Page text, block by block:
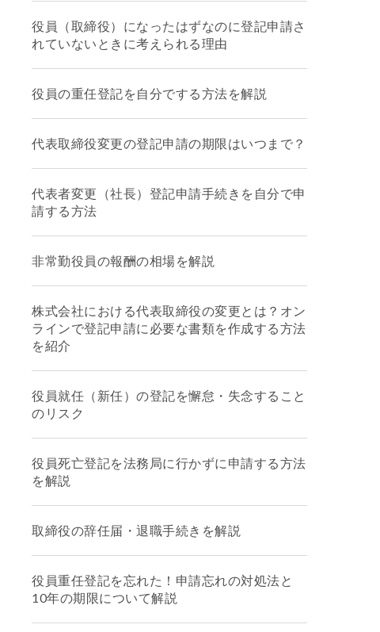
役員（取締役）になったはずなのに登記申請さ
れていないときに考えられる理由
役員の重任登記を自分でする方法を解説
代表取締役変更の登記申請の期限はいつまで？
代表者変更（社長）登記申請手続きを自分で申
請する方法
非常勤役員の報酬の相場を解説
株式会社における代表取締役の変更とは？オン
ラインで登記申請に必要な書類を作成する方法
を紹介
役員就任（新任）の登記を懈怠・失念すること
のリスク
役員死亡登記を法務局に行かずに申請する方法
を解説
取締役の辞任届・退職手続きを解説
役員重任登記を忘れた！申請忘れの対処法と
10年の期限について解説